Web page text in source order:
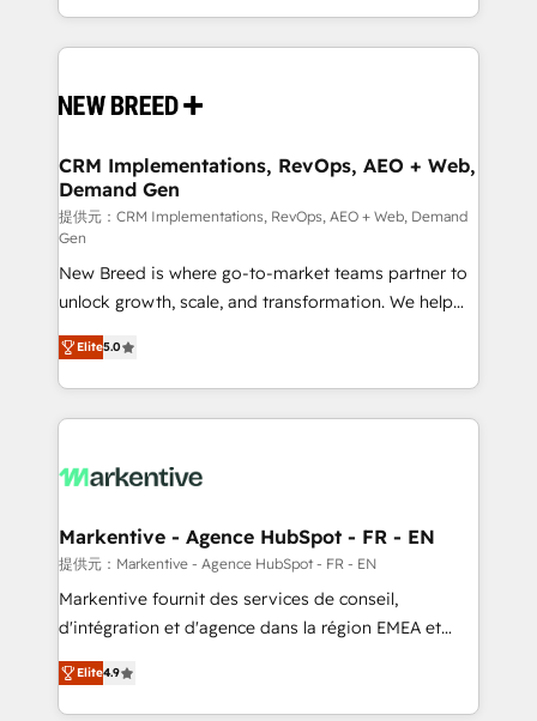
Breeze・Claude等をHubSpotと連携させ、役割定義・
革を、構想から実装・定着までPMOとして主導。「設
の統合・浸透・変革管理を実行します。 ▸ CMS戦略設
計・構築：リード獲得・CVR・SEOを前提にした情報設
計・導線設計・テンプレート設計をContent Hubで一体
提供。 ▸ 既存CRM・MAからの移行支援：Salesforce・
Marketo・Pardot等からの移行、カスタム設計、履歴
データ移行と活用設計まで。 ▸ AEO対応：ChatGPT・
ンツとサイト構造を最適化。 🏆 なぜ100incを選ぶの
か？ ✓ HubSpot Eliteパートナー認定 ✓ HubSpotアワ
ード受賞・HUGリーダー ✓ ISO27001:2022 /
HubSpot大百科 出版 CRM・AI活用に関するご相談、現
せください。
Software) and Point Success Media (Paid Media),
making this the official home for all three brands. 🔄
and system integrations powered by Globalia’s
trainers to drive platform adoption. 📈 Revenue
Generation - Full-funnel marketing and high-
performance advertising via Point Success Media. -
Expert deployment of Breeze AI and custom agents
to automate growth. 🏆 Elite Excellence - 8 platform
accreditations and deep HIPAA-compliance
expertise. - A team of 250+ experts dedicated to
your resilient growth.
CRM Implementations, RevOps, AEO + Web,
Demand Gen
提供元：CRM Implementations, RevOps, AEO + Web, Demand
Gen
New Breed is where go-to-market teams partner to
unlock growth, scale, and transformation. We help
companies activate HubSpot’s AI-powered
customer platform and operationalize HubSpot’s
Loop Marketing framework through expert-led
services, smart agents, and purpose-built apps,
results, fast. ⚙️CRM & RevOps: Align all Hubs to your
🎯Demand Gen & ABM: Drive pipeline with inbound,
ABM, AEO, SEO, & paid media. 👩‍💻Web Design:
Build high-performing websites with UX, messaging,
& conversion strategy that drive results. 🤖AI
AI, & maximize AEO with tailored AI services. 🧩
Integrations: Extend HubSpot with custom
Elite5.0
Markentive - Agence HubSpot - FR - EN
提供元：Markentive - Agence HubSpot - FR - EN
Markentive fournit des services de conseil,
d'intégration et d'agence dans la région EMEA et
North America. Avec plus de 115 experts en
marketing automation, Growth, Revops, CRM et
webdesign. Markentive is both a consulting firm, a
Elite4.9